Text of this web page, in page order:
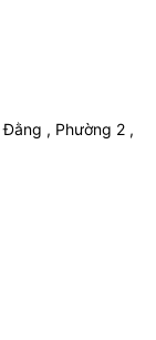
, Phường 2 ,